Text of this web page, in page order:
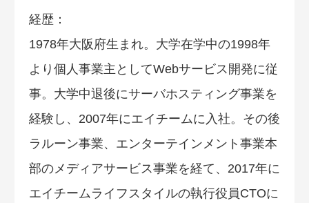
経歴：
1978年大阪府生まれ。大学在学中の1998年
より個人事業主としてWebサービス開発に従
事。大学中退後にサーバホスティング事業を
経験し、2007年にエイチームに入社。その後
ラルーン事業、エンターテインメント事業本
部のメディアサービス事業を経て、2017年に
エイチームライフスタイルの執行役員CTOに